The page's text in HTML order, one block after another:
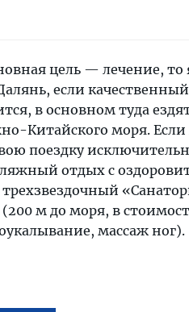
цель — лечение,
если
в основном туда
Китайского моря.
поездку
отдых с
м до моря, в
массаж ног).